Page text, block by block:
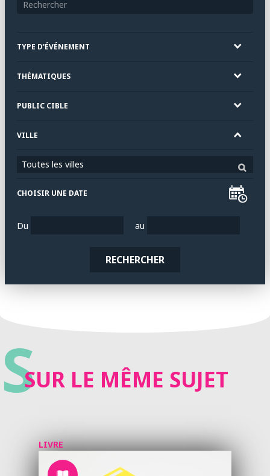
TYPE D'ÉVÉNEMENT
THÉMATIQUES
PUBLIC CIBLE
VILLE
Toutes les villes
CHOISIR UNE DATE
Du au
RECHERCHER
SSUR LE MÊME SUJET
LIVRE